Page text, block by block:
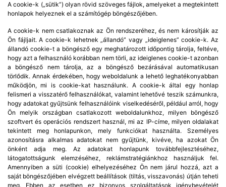
A cookie-k („sütik”) olyan rövid szöveges fájlok, amelyeket a megtekintett
honlapok helyeznek el a számítógép böngészőjében.
A cookie-k nem csatlakoznak az Ön rendszeréhez, és nem károsítják az
Ön fájljait. A cookie-k lehetnek „állandó” vagy „ideiglenes” cookie-k. Az
állandó cookie-t a böngésző egy meghatározott időpontig tárolja, feltéve,
hogy azt a felhasználó korábban nem törli, az ideiglenes cookie-t azonban
a böngésző nem tárolja, az a böngésző bezárásával automatikusan
törlődik. Annak érdekében, hogy weboldalunk a lehető leghatékonyabban
működjön, mi is cookie-kat használunk. A cookie-k által egy honlap
felismeri a visszatérő felhasználókat, valamint lehetővé teszik számunkra,
hogy adatokat gyűjtsünk felhasználóink viselkedéséről, például arról, hogy
Ön melyik országban csatlakozott weboldalunkhoz, milyen böngésző
szoftvert és operációs rendszert használ, mi az IP-címe, milyen oldalakat
tekintett meg honlapunkon, mely funkciókat használta. Személyes
azonosításra alkalmas adatokat nem gyűjtünk, kivéve, ha azokat Ön
önként adja meg. Az adatokat honlapunk továbbfejlesztéséhez,
látogatottságunk elemzéséhez, reklámstratégiánkhoz használjuk fel.
Amennyiben a süti (cookie) elhelyezéséhez Ön nem járul hozzá, azt a
saját böngészőjében elvégzett beállítások (tiltás, visszavonás) útján teheti
meg. Ebben az esetben ez bizonyos szolgáltatások igénybevételét